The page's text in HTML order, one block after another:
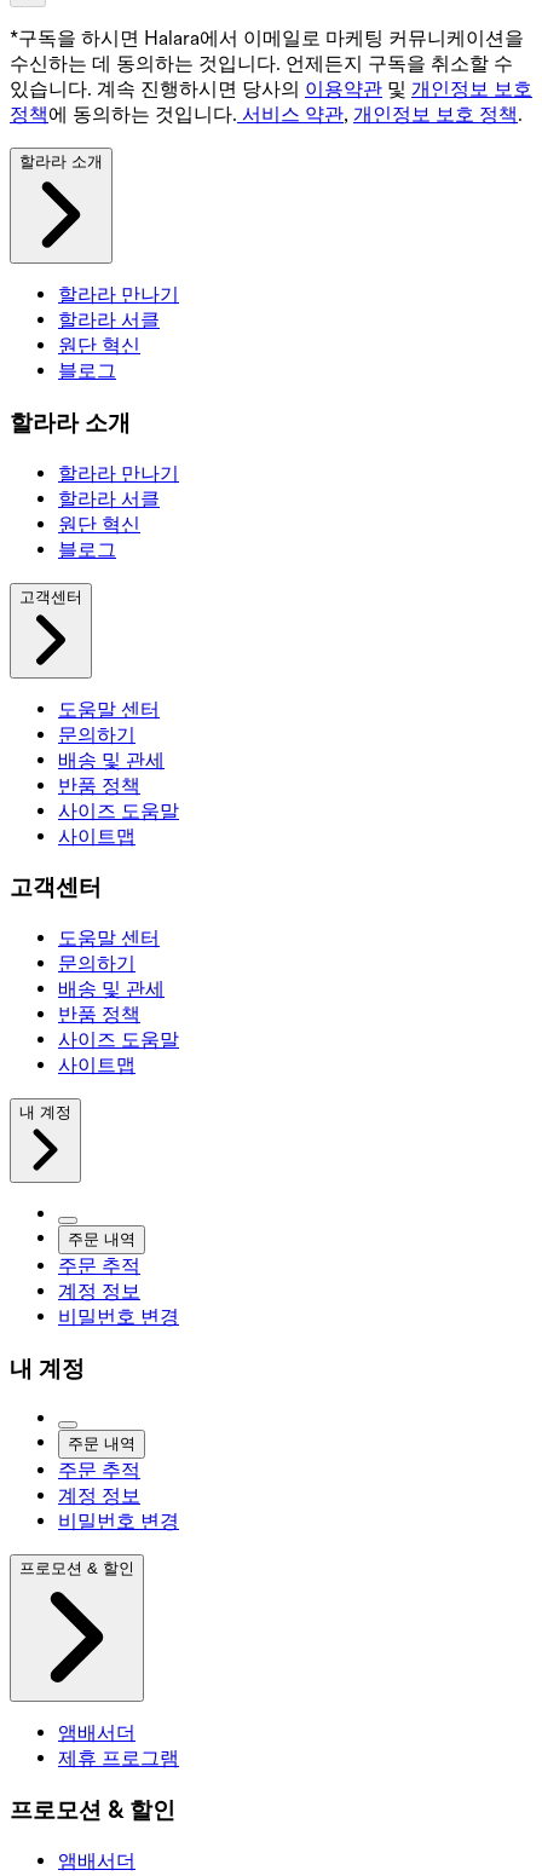
*구독을 하시면 Halara에서 이메일로 마케팅 커뮤니케이션을
수신하는 데 동의하는 것입니다. 언제든지 구독을 취소할 수
있습니다. 계속 진행하시면 당사의 이용약관 및 개인정보 보호
정책에 동의하는 것입니다. 서비스 약관, 개인정보 보호 정책.
할라라 소개
할라라 만나기
할라라 서클
원단 혁신
블로그
할라라 소개
할라라 만나기
할라라 서클
원단 혁신
블로그
고객센터
도움말 센터
문의하기
배송 및 관세
반품 정책
사이즈 도움말
사이트맵
고객센터
도움말 센터
문의하기
배송 및 관세
반품 정책
사이즈 도움말
사이트맵
내 계정
주문 내역
주문 추적
계정 정보
비밀번호 변경
내 계정
주문 내역
주문 추적
계정 정보
비밀번호 변경
프로모션 & 할인
앰배서더
제휴 프로그램
프로모션 & 할인
앰배서더